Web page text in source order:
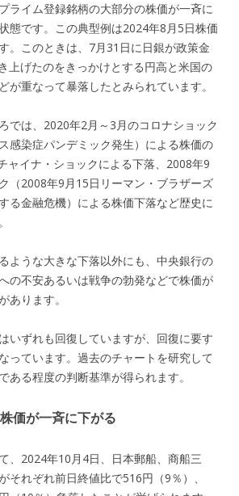
ライム登録銘柄の大部分の株価が一斉に
態です。この典型例は2024年8月5日株価
。このときは、7月31日に日銀が政策金
上げたのをきっかけとする円高と米国の
が重なって暴落したとみられています。
では、2020年2月～3月のコロナショック
感染症パンデミック発生）による株価の
ャイナ・ショックによる下落、2008年9
（2008年9月15日リーマン・ブラザーズ
る金融危機）による株価下落など歴史に
ような大きな下落以外にも、中央銀行の
の不安あるいは戦争の勃発などで株価が
あります。
いずれも回復していますが、回復に要す
っています。過去のチャートを研究して
ある程度の判断基準が得られます。
価が一斉に下がる
、2024年10月4日、日本郵船、商船三
それぞれ前日終値比で516円（9％）、